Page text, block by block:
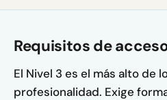
Requisitos de acceso
El Nivel 3 es el más alto de
profesionalidad. Exige